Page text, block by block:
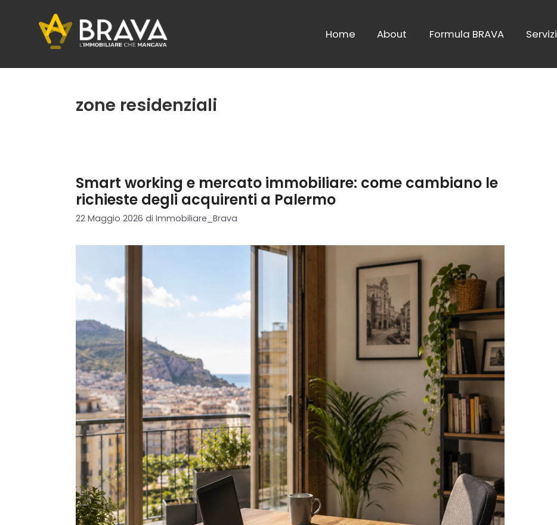
Home About Formula BRAVA Servizi
contenuto
zone residenziali
Smart working e mercato immobiliare: come cambiano le
richieste degli acquirenti a Palermo
22 Maggio 2026 di Immobiliare_Brava